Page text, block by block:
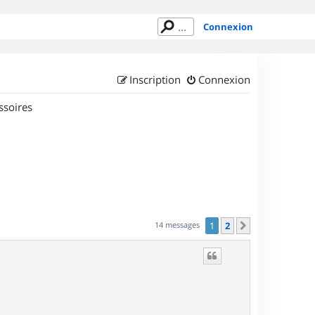
Connexion
Connexion
Inscription
14 messages 1 2